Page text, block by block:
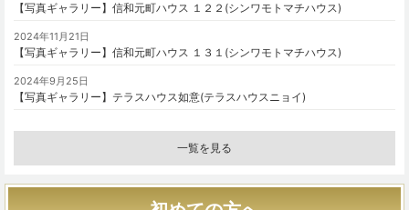
【写真ギャラリー】信和元町ハウス １２２(シンワモトマチハウス)
2024年11月21日
【写真ギャラリー】信和元町ハウス １３１(シンワモトマチハウス)
2024年9月25日
【写真ギャラリー】テラスハウス如意(テラスハウスニョイ)
一覧を見る